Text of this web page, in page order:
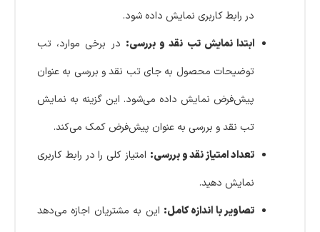
در رابط کاربری نمایش داده شود.
ابتدا نمایش تب نقد و بررسی: در برخی موارد، تب
توضیحات محصول به جای تب نقد و بررسی به عنوان
پیش‌فرض نمایش داده می‌شود. این گزینه به نمایش
تب نقد و بررسی به عنوان پیش‌فرض کمک می‌کند.
تعداد امتیاز نقد و بررسی: امتیاز کلی را در رابط کاربری
نمایش دهید.
تصاویر با اندازه کامل: این به مشتریان اجازه می‌دهد